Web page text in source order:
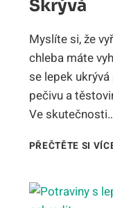
Skrývá
Myslíte si, že
chleba máte
se lepek
pečivu a
Ve
PŘEČTĚTE SI